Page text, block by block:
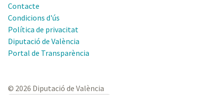
Contacte
Condicions d'ús
Política de privacitat
Diputació de València
Portal de Transparència
© 2026 Diputació de València